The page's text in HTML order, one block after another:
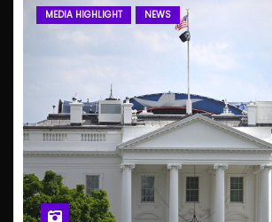
MEDIA HIGHLIGHT NEWS